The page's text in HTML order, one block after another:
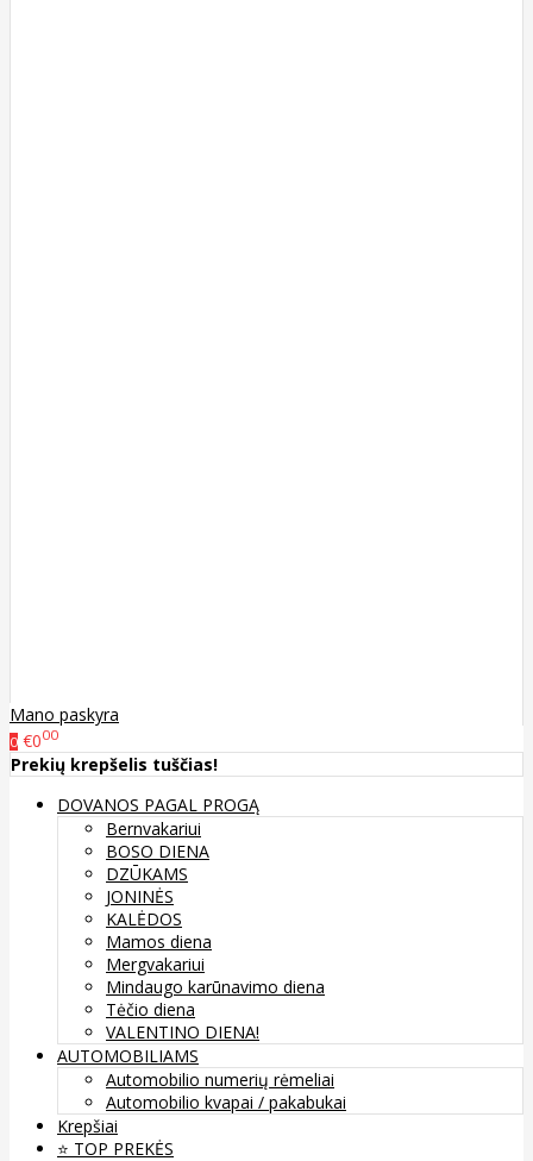
Mano paskyra
0 €000
Prekių krepšelis tuščias!
DOVANOS PAGAL PROGĄ
Bernvakariui
BOSO DIENA
DZŪKAMS
JONINĖS
KALĖDOS
Mamos diena
Mergvakariui
Mindaugo karūnavimo diena
Tėčio diena
VALENTINO DIENA!
AUTOMOBILIAMS
Automobilio numerių rėmeliai
Automobilio kvapai / pakabukai
Krepšiai
⭐️ TOP PREKĖS